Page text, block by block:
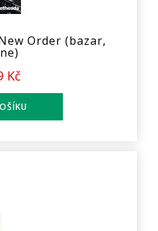
Order (bazar,
Kč